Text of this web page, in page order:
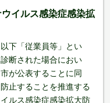
イルス感染症感染拡
下「従業員等」とい
断された場合におい
が公表することに同
止することを推進する
ルス感染症感染拡大防